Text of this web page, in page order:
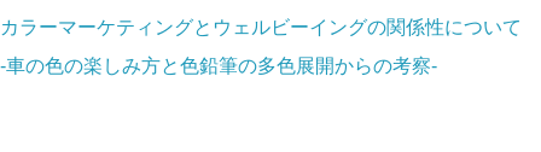
カラーマーケティングとウェルビーイングの関係性について
-車の色の楽しみ方と色鉛筆の多色展開からの考察-